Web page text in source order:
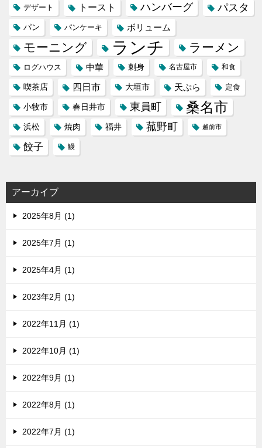
デザート トースト ハンバーグ パスタ
パン パンケーキ ボリューム
モーニング ランチ ラーメン
ログハウス 中華 刺身 名古屋市 和食
喫茶店 四日市 大垣市 天ぷら 定食
小牧市 春日井市 東員町 桑名市
浜松 焼肉 福井 菰野町 越前市
餃子 鰻
アーカイブ
2025年8月 (1)
2025年7月 (1)
2025年4月 (1)
2023年2月 (1)
2022年11月 (1)
2022年10月 (1)
2022年9月 (1)
2022年8月 (1)
2022年7月 (1)